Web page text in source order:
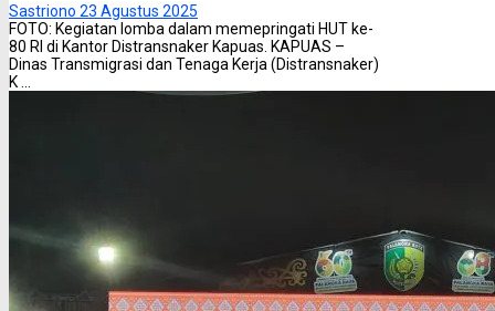
Sastriono 23 Agustus 2025
FOTO: Kegiatan lomba dalam memepringati HUT ke-
80 RI di Kantor Distransnaker Kapuas. KAPUAS –
Dinas Transmigrasi dan Tenaga Kerja (Distransnaker)
K ...